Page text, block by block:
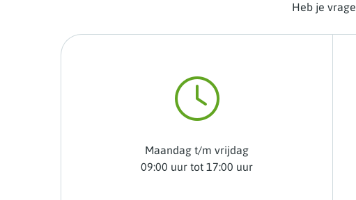
Heb je
Maandag t/m vrijdag
09:00 uur tot 17:00 uur